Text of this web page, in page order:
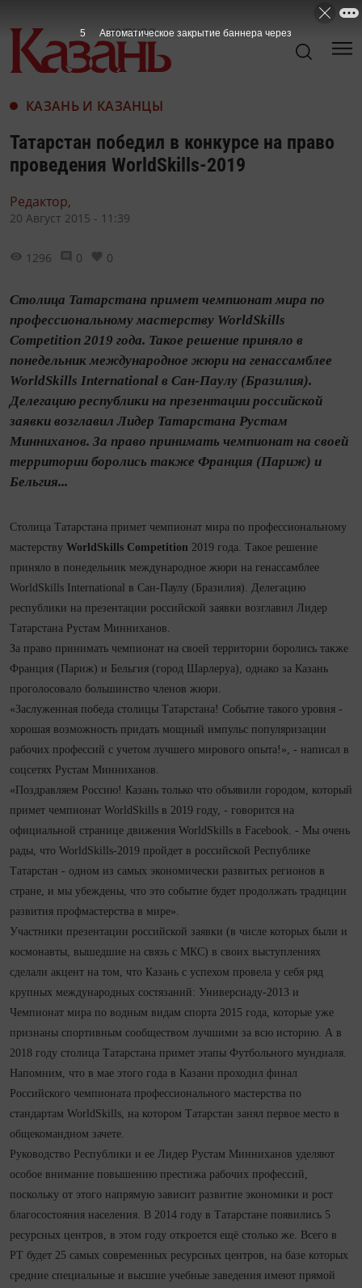
КАЗАНЬ И КАЗАНЦЫ
Татарстан победил в конкурсе на право
проведения WorldSkills-2019
Редактор,
20 Август 2015 - 11:39
1296 0 0
Столица Татарстана примет чемпионат мира по
профессиональному мастерству WorldSkills
Competition 2019 года. Такое решение приняло в
понедельник международное жюри на генассамблее
WorldSkills International в Сан-Паулу (Бразилия).
Делегацию республики на презентации российской
заявки возглавил Лидер Татарстана Рустам
Минниханов. За право принимать чемпионат на своей
территории боролись также Франция (Париж) и
Бельгия...
Столица Татарстана примет чемпионат мира по профессиональному
мастерству WorldSkills Competition 2019 года. Такое решение
приняло в понедельник международное жюри на генассамблее
WorldSkills International в Сан-Паулу (Бразилия). Делегацию
республики на презентации российской заявки возглавил Лидер
Татарстана Рустам Минниханов.
За право принимать чемпионат на своей территории боролись также
Франция (Париж) и Бельгия (город Шарлеруа), однако за Казань
проголосовало большинство членов жюри.
«Заслуженная победа столицы Татарстана! Событие такого уровня -
хорошая возможность придать мощный импульс популяризации
рабочих профессий с учетом лучшего мирового опыта!», - написал в
соцсетях Рустам Минниханов.
«Поздравляем Россию! Казань только что объявили городом, который
примет чемпионат WorldSkills в 2019 году, - говорится на
официальной странице движения WorldSkills в Facebook. - Мы очень
рады, что WorldSkills-2019 пройдет в российской Республике
Татарстан - одном из самых экономически развитых регионов в
стране, и мы убеждены, что это событие будет продолжать традиции
развития профмастерства в мире».
Участники презентации российской заявки (в числе которых были и
космонавты, вышедшие на связь с МКС) в своих выступлениях
сделали акцент на том, что Казань с успехом провела у себя ряд
крупных международных состязаний: Универсиаду-2013 и
Чемпионат мира по водным видам спорта 2015 года, которые уже
признаны спортивным сообществом лучшими за всю историю. А в
2018 году столица Татарстана примет этапы Футбольного мундиаля.
Напомним, что в мае этого года в Казани проходил финал
Российского чемпионата профессионального мастерства по
стандартам WorldSkills, на котором Татарстан занял первое место в
общекомандном зачете.
Руководство Республики и ее Лидер Рустам Минниханов уделяют
особое внимание повышению престижа рабочих профессий,
поскольку от этого напрямую зависит развитие экономики и рост
благосостояния населения. В 2014 году в Татарстане появились 5
ресурсных центров, в этом году откроется ещё столько же. Всего в
РТ будет 25 самых современных ресурсных центров, на базе которых
средние специальные и высшие учебные заведения имеют прямой
4 Автоматическое закрытие баннера через